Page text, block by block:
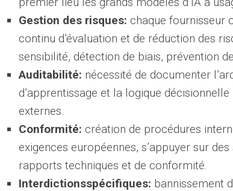
Gestion des risques: chaque fournisseur
continu d’évaluation et de réduction des
sensibilité, détection de biais, prévention
Auditabilité: nécessité de documenter
d’apprentissage et la logique
externes.
Conformité: création de procédures
exigences européennes, s’appuyer sur
rapports techniques et de conformité.
Interdictionsspécifiques: bannissement